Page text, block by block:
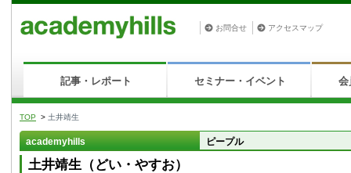
お問合せ アクセスマップ
記事・レポート セミナー・イベント 会
TOP > 土井靖生
academyhills ピープル
土井靖生（どい・やすお）